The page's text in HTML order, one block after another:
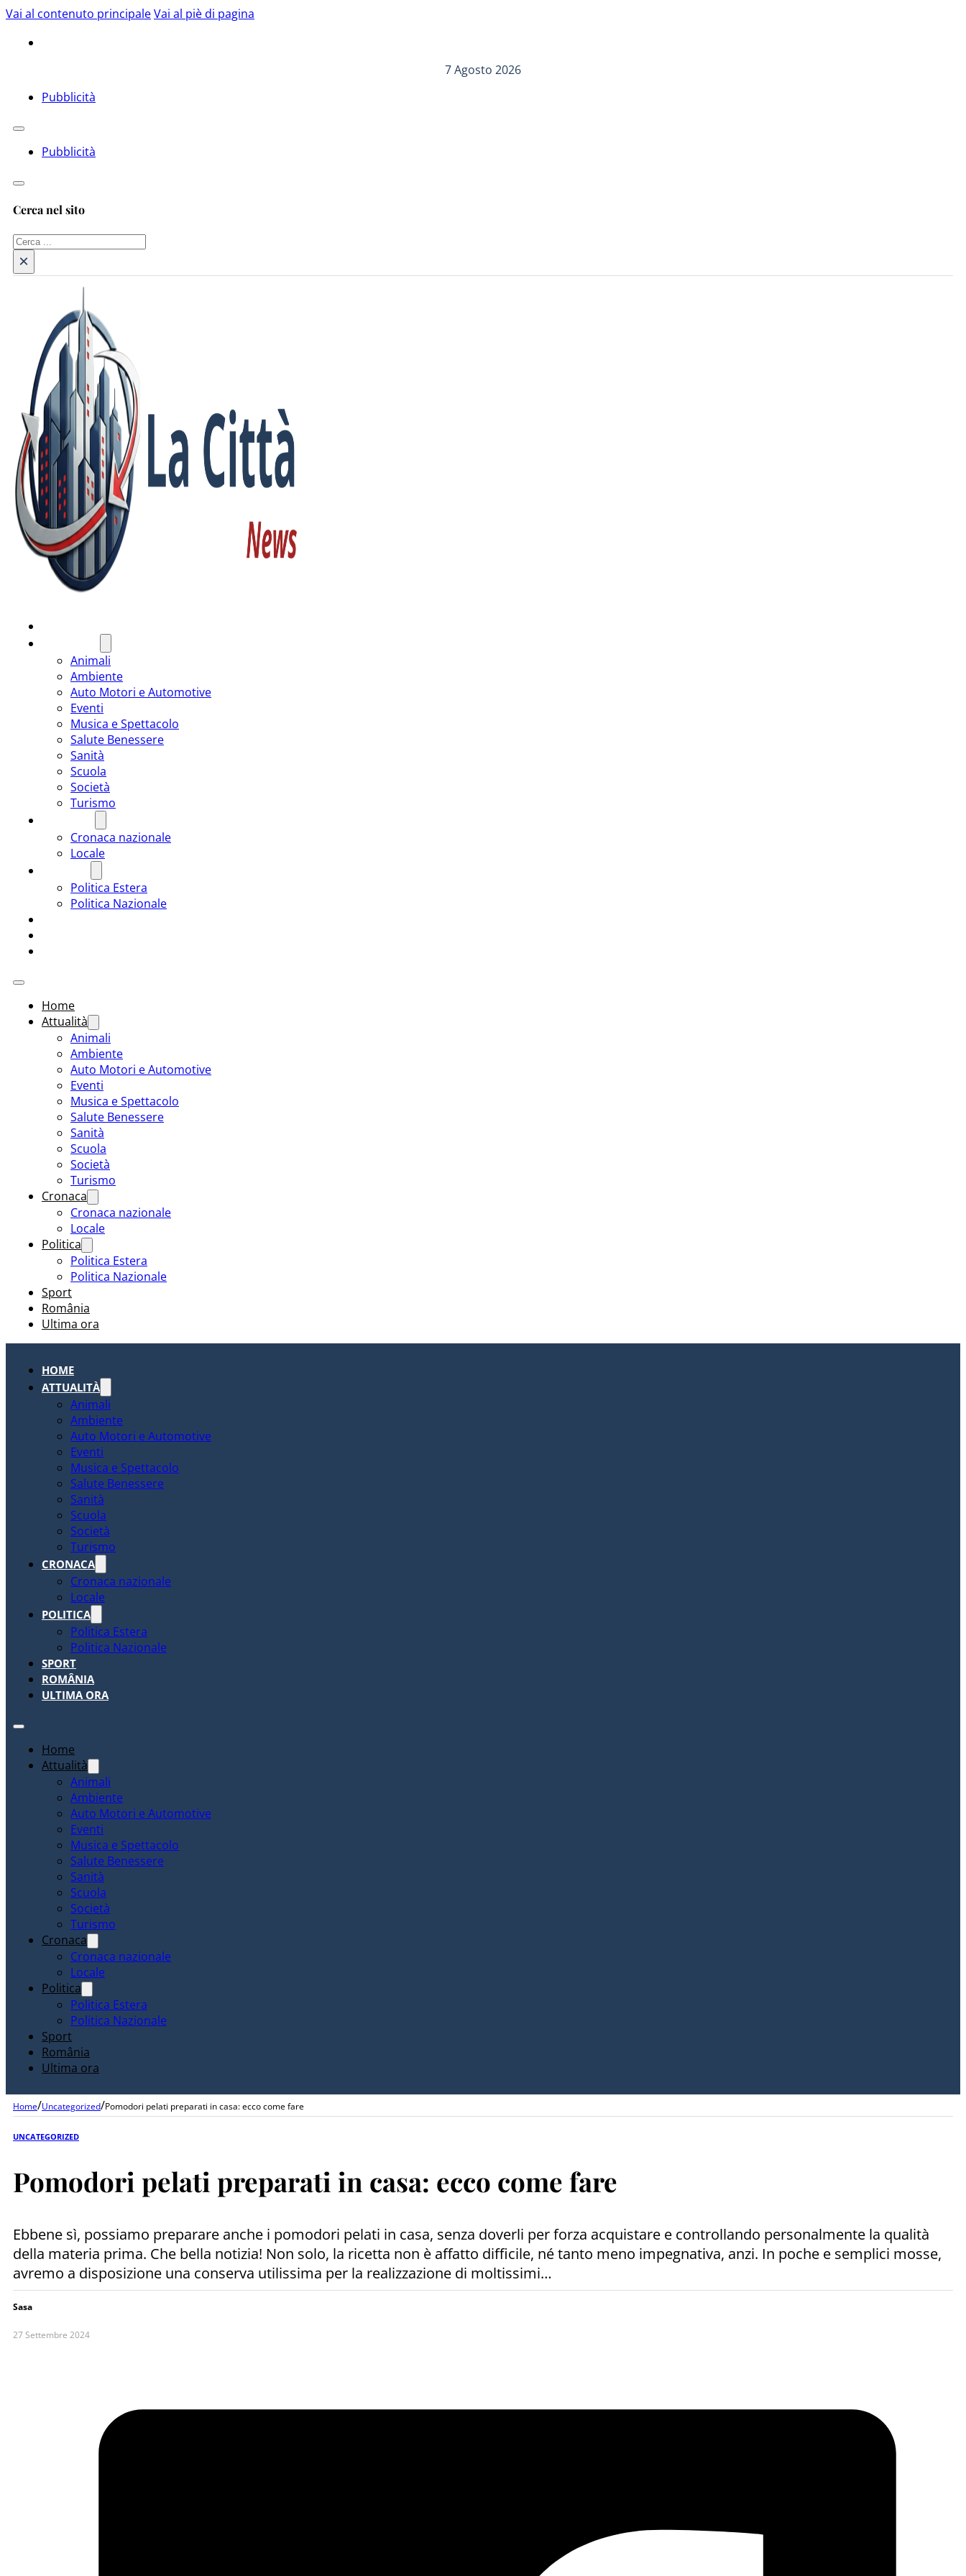
Vai al contenuto principaleVai al piè di pagina
7 Agosto 2026
Pubblicità
Pubblicità
Cerca nel sito
Cerca
×
Animali
Ambiente
Auto Motori e Automotive
Eventi
Musica e Spettacolo
Salute Benessere
Sanità
Scuola
Società
Turismo
Cronaca nazionale
Locale
Politica Estera
Politica Nazionale
Home
Attualità
Animali
Ambiente
Auto Motori e Automotive
Eventi
Musica e Spettacolo
Salute Benessere
Sanità
Scuola
Società
Turismo
Cronaca
Cronaca nazionale
Locale
Politica
Politica Estera
Politica Nazionale
Sport
România
Ultima ora
HOME
ATTUALITÀ
Animali
Ambiente
Auto Motori e Automotive
Eventi
Musica e Spettacolo
Salute Benessere
Sanità
Scuola
Società
Turismo
CRONACA
Cronaca nazionale
Locale
POLITICA
Politica Estera
Politica Nazionale
SPORT
ROMÂNIA
ULTIMA ORA
Home
Attualità
Animali
Ambiente
Auto Motori e Automotive
Eventi
Musica e Spettacolo
Salute Benessere
Sanità
Scuola
Società
Turismo
Cronaca
Cronaca nazionale
Locale
Politica
Politica Estera
Politica Nazionale
Sport
România
Ultima ora
Home/Uncategorized/Pomodori pelati preparati in casa: ecco come fare
UNCATEGORIZED
Pomodori pelati preparati in casa: ecco come fare
Ebbene sì, possiamo preparare anche i pomodori pelati in casa, senza doverli per forza acquistare e controllando personalmente la qualità
della materia prima. Che bella notizia! Non solo, la ricetta non è affatto difficile, né tanto meno impegnativa, anzi. In poche e semplici mosse,
avremo a disposizione una conserva utilissima per la realizzazione di moltissimi…
Sasa
27 Settembre 2024